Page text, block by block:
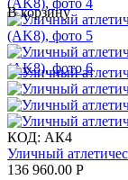
В корзину
КОД: АК4
Уличный
136 960.00 Р